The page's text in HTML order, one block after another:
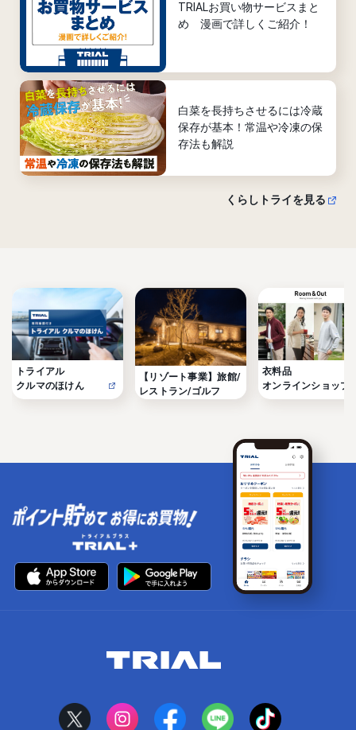
TRIALお買い物サービスまと
め 漫画で詳しくご紹介！
白菜を長持ちさせるには冷蔵
保存が基本！常温や冷凍の保
存法も解説
くらしトライを見る
トライアル
クルマのほけん
【リゾート事業】旅館/
レストラン/ゴルフ
衣料品
オンラインショップ